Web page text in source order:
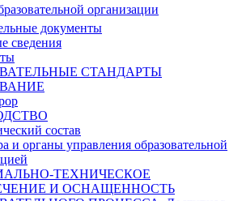
организации
документы
сведения
СТАНДАРТЫ
состав
и органы управления образовательной
ТЕХНИЧЕСКОЕ
И ОСНАЩЕННОСТЬ